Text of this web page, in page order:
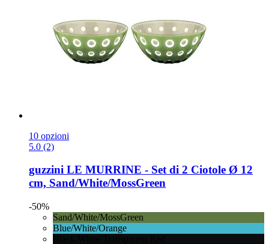
10 opzioni
5.0 (2)
guzzini LE MURRINE -​ Set di 2 Ciotole Ø 12
cm, Sand/White/MossGreen
-50%
Sand/White/MossGreen
Blue/White/Orange